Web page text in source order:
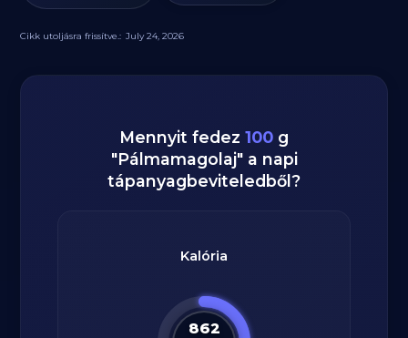
Cikk utoljásra frissítve.: July 24, 2026
Mennyit fedez 100 g
"Pálmamagolaj" a napi
tápanyagbeviteledből?
Kalória
862